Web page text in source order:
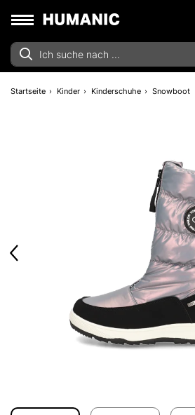
Startseite Kinder Kinderschuhe Snowboot